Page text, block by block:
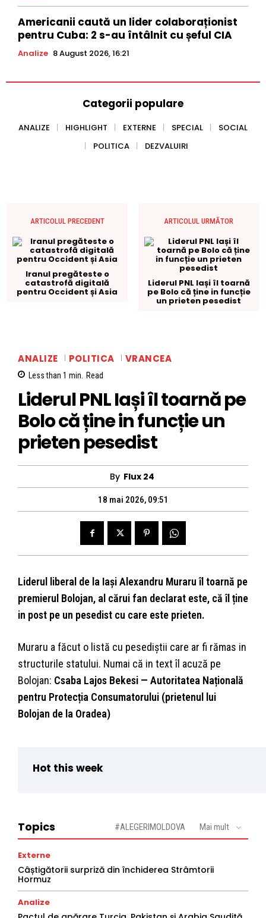
Americanii caută un lider colaboraționist
pentru Cuba: 2 s-au întâlnit cu șeful CIA
Analize 8 August 2026, 16:21
Categorii populare
ANALIZE HIGHLIGHT EXTERNE SPECIAL
SOCIAL
POLITICA
DEZVALUIRI
ARTICOLUL PRECEDENT
Iranul pregăteste o
catastrofă digitală
pentru Occident și Asia
ARTICOLUL URMĂTOR
Liderul PNL Iași îl toarnă
pe Bolo că ține in funcție
un prieten pesedist